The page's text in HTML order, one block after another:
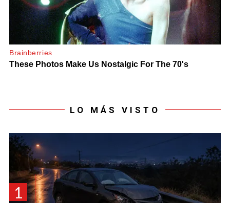
LO MÁS VISTO
1